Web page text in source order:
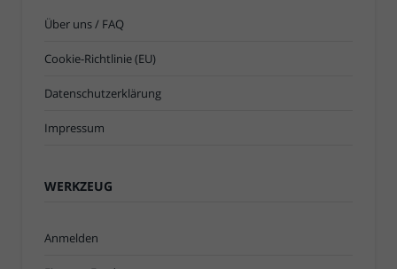
Über uns / FAQ
Cookie-Richtlinie (EU)
Datenschutzerklärung
Impressum
WERKZEUG
Anmelden